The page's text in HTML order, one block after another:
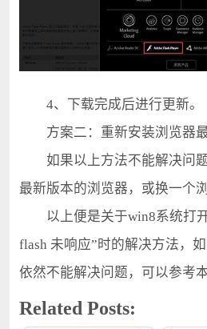
4、下载完成后进行更新。
方案二：重新安装浏览器最
如果以上方法不能解决问题
最新版本的浏览器，或换一个
以上便是关于win8系统打开
flash 未响应”时的解决方法，
依然不能解决问题，可以参考
Related Posts: